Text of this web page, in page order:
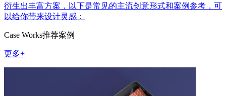
衍生出丰富方案，以下是常见的主流创意形式和案例参考，可
以给你带来设计灵感：
Case Works推荐案例
更多+